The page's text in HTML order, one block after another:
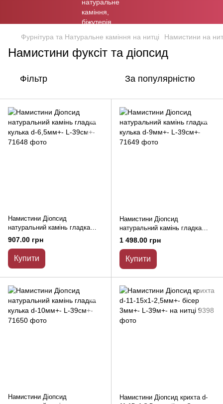
Фурнітура та Натуральне каміння на нитці Намистини на
Намистини фуксіт та діопсид
Фільтр За популярністю
Намистини Діопсид
натуральний камінь гладка
кулька d-6,5мм+- L-39см+-
907.00 грн
Купити
Намистини Діопсид
натуральний камінь гладка
кулька d-9мм+- L-39см+-
1 498.00 грн
Купити
Намистини Діопсид
Намистини Діопсид крихта d-